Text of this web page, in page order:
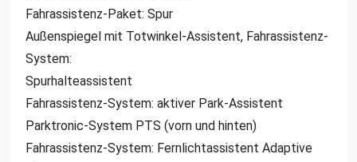
Fahrassistenz-Paket: Spur
Außenspiegel mit Totwinkel-Assistent, Fahrassistenz-
System:
Spurhalteassistent
Fahrassistenz-System: aktiver Park-Assistent
Parktronic-System PTS (vorn und hinten)
Fahrassistenz-System: Fernlichtassistent Adaptive